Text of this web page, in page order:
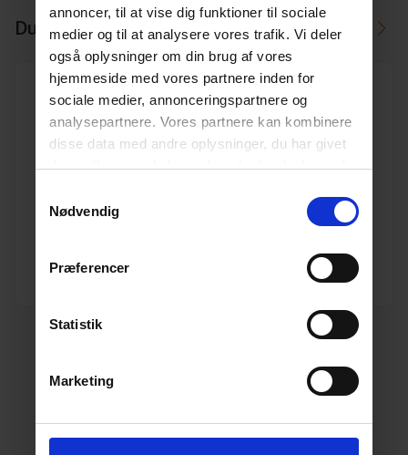
annoncer, til at vise dig funktioner til sociale
medier og til at analysere vores trafik. Vi deler
også oplysninger om din brug af vores
hjemmeside med vores partnere inden for
sociale medier, annonceringspartnere og
analysepartnere. Vores partnere kan kombinere
disse data med andre oplysninger, du har givet
dem, eller som de har indsamlet fra din brug af
Nødvendig
Præferencer
Statistik
Marketing
Du skal måske også bruge
ABC sektion t/kabelbrønd 1200x1200x150 mm 40 t.
Pakkeinfo. STK.